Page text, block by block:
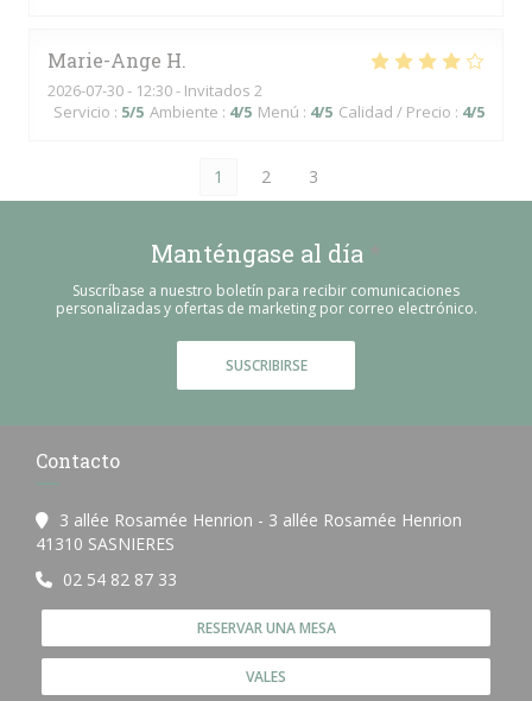
Marie-Ange H
2026-07-30- 12:30 - Invitados 2
Servicio : 5/5 Ambiente : 4/5 Menú : 4/5 Calidad / Precio : 4/5
1 2 3
Manténgase al día
Suscríbase a nuestro boletín para recibir comunicaciones
personalizadas y ofertas de marketing por correo electrónico.
SUSCRIBIRSE
Contacto
3 allée Rosamée Henrion - 3 allée Rosamée Henrion
41310 SASNIERES
02 54 82 87 33
RESERVAR UNA MESA
VALES